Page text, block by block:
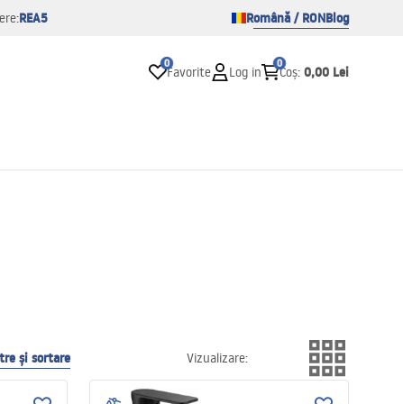
REA5 Română / RONBlog
0
Favorite Log in
0
Coș: 0,00 Lei
și sortare Vizualizare: